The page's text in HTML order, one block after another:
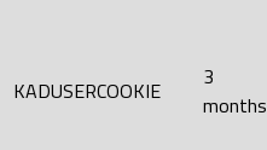
KADUSERCOOKIE
3
months